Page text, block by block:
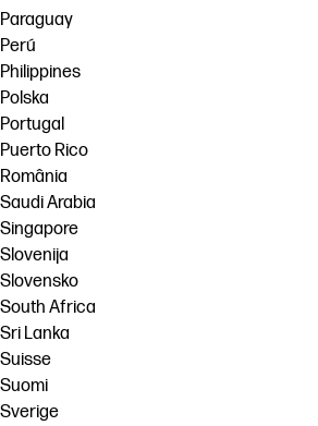
Paraguay
Perú
Philippines
Polska
Portugal
Puerto Rico
România
Saudi Arabia
Singapore
Slovenija
Slovensko
South Africa
Sri Lanka
Suisse
Suomi
Sverige